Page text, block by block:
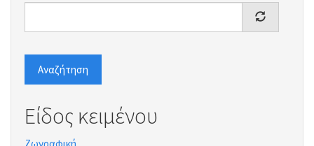
Αναζήτηση
Είδος κειμένου
Ζωγραφική